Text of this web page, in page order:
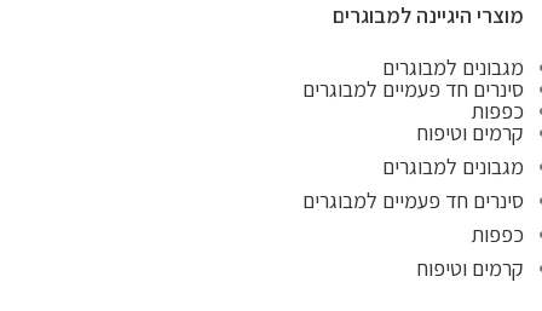
מוצרי היגיינה למבוגרים
מגבונים למבוגרים
סינרים חד פעמיים למבוגרים
כפפות
קרמים וטיפוח
מגבונים למבוגרים
סינרים חד פעמיים למבוגרים
כפפות
קרמים וטיפוח